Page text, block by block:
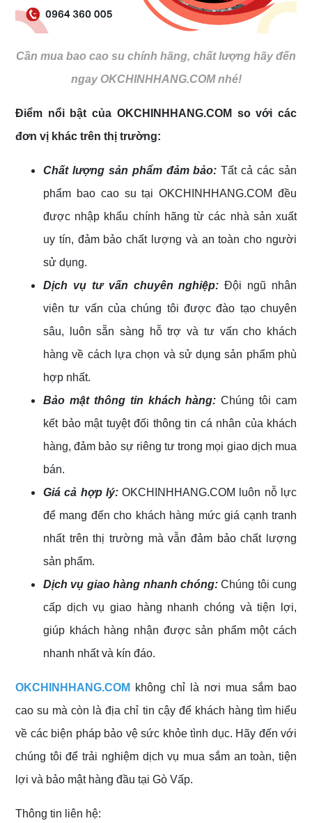
Cần mua bao cao su chính hãng, chất lượng hãy đến
ngay OKCHINHHANG.COM nhé!
Điểm nổi bật của OKCHINHHANG.COM so với các
đơn vị khác trên thị trường:
Chất lượng sản phẩm đảm bảo:Tất cả các sản
phẩm bao cao su tại OKCHINHHANG.COM đều
được nhập khẩu chính hãng từ các nhà sản xuất
uy tín, đảm bảo chất lượng và an toàn cho người
sử dụng.
Dịch vụ tư vấn chuyên nghiệp: Đội ngũ nhân
viên tư vấn của chúng tôi được đào tạo chuyên
sâu, luôn sẵn sàng hỗ trợ và tư vấn cho khách
hàng về cách lựa chọn và sử dụng sản phẩm phù
hợp nhất.
Bảo mật thông tin khách hàng: Chúng tôi cam
kết bảo mật tuyệt đối thông tin cá nhân của khách
hàng, đảm bảo sự riêng tư trong mọi giao dịch mua
bán.
Giá cả hợp lý:OKCHINHHANG.COM luôn nỗ lực
để mang đến cho khách hàng mức giá cạnh tranh
nhất trên thị trường mà vẫn đảm bảo chất lượng
sản phẩm.
Dịch vụ giao hàng nhanh chóng:Chúng tôi cung
cấp dịch vụ giao hàng nhanh chóng và tiện lợi,
giúp khách hàng nhận được sản phẩm một cách
nhanh nhất và kín đáo.
OKCHINHHANG.COM
không chỉ là nơi mua sắm bao
cao su mà còn là địa chỉ tin cậy để khách hàng tìm hiểu
về các biện pháp bảo vệ sức khỏe tình dục. Hãy đến với
chúng tôi để trải nghiệm dịch vụ mua sắm an toàn, tiện
lợi và bảo mật hàng đầu tại Gò Vấp.
Thông tin liên hệ: